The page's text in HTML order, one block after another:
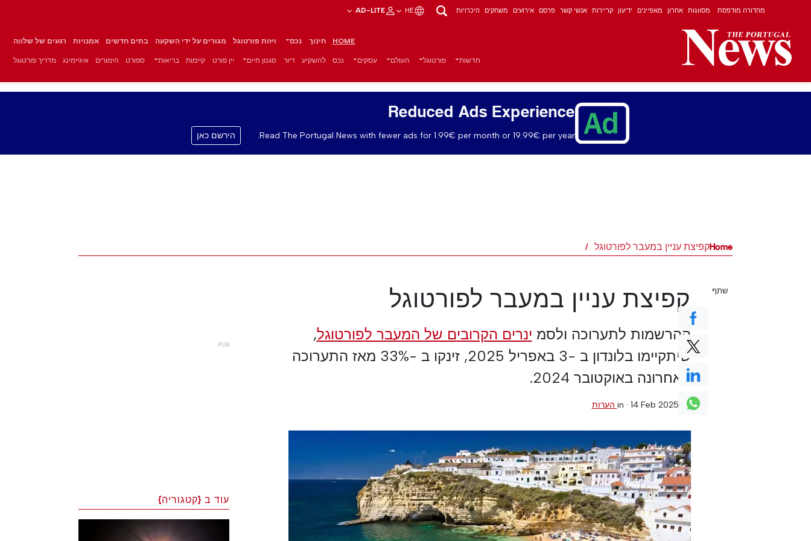
מהדורה מודפסת מסווגות אחרון מאפיינים ידיעון קריירות אנשי קשר פרסם אירועים משחקים היכרויות HE
AD-LITE
HOME חינוך נכס ויזות פורטוגל מגורים על ידי השקעה בתים חדשים אמנויות רגעים של שלווה
חדשות פורטוגל העולם עסקים נכס להשקיע דיור סגנון חיים יין פורט קיימות בריאות ספורט הימורים איגיימינג מדריך פורטוגל
Reduced Ads Experience
Read The Portugal News with fewer ads for 1.99€ per month or 19.99€ per year. הירשם כאן
Homeקפיצת עניין במעבר לפורטוגל
קפיצת עניין במעבר לפורטוגל
ההרשמות לתערוכה ולסמ ינרים הקרובים של המעבר לפורטוגל,
שיתקיימו בלונדון ב -3 באפריל 2025, זינקו ב -33% מאז התערוכה
האחרונה באוקטובר 2024.
in · 14 Feb 2025 0 הערות
שתף
עוד ב {קטגוריה}